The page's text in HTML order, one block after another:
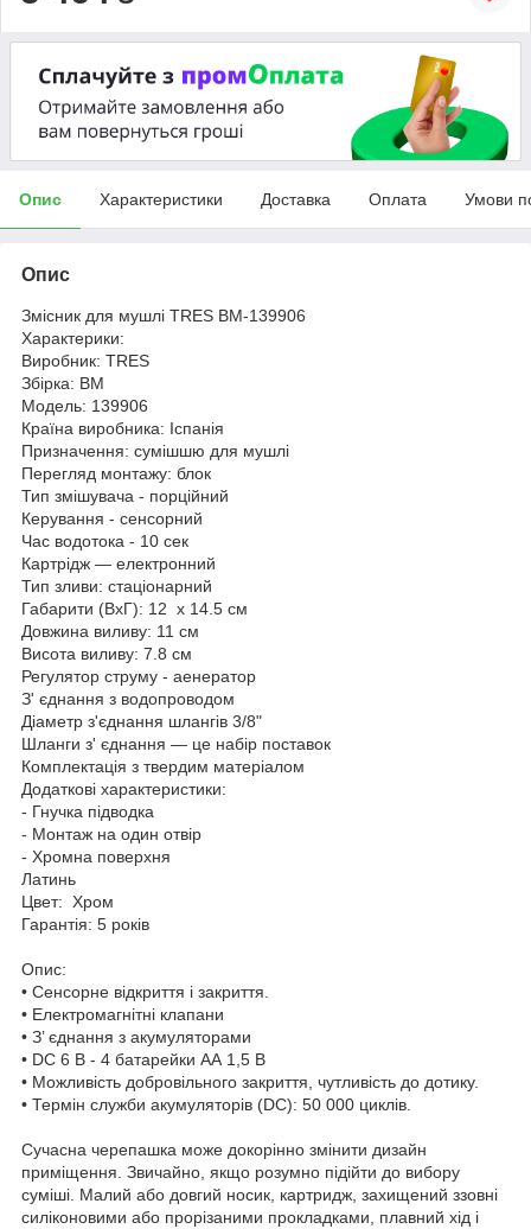
Опис Характеристики Доставка Оплата Умови
Опис
Змісник для мушлі TRES BM-139906
Характерики:
Виробник: TRES
Збірка: BM
Модель: 139906
Країна виробника: Іспанія
Призначення: сумішшю для мушлі
Перегляд монтажу: блок
Тип змішувача - порційний
Керування - сенсорний
Час водотока - 10 сек
Картрідж — електронний
Тип зливи: стаціонарний
Габарити (ВхГ): 12 х 14.5 см
Довжина виливу: 11 см
Висота виливу: 7.8 см
Регулятор струму - аенератор
З' єднання з водопроводом
Діаметр з'єднання шлангів 3/8"
Шланги з' єднання — це набір поставок
Комплектація з твердим матеріалом
Додаткові характеристики:
- Гнучка підводка
- Монтаж на один отвір
- Хромна поверхня
Латинь
Цвет: Хром
Гарантія: 5 років
Опис:
• Сенсорне відкриття і закриття.
• Електромагнітні клапани
• З’ єднання з акумуляторами
• DC 6 В - 4 батарейки АА 1,5 В
• Можливість добровільного закриття, чутливість до дотику.
• Термін служби акумуляторів (DC): 50 000 циклів.
Сучасна черепашка може докорінно змінити дизайн
приміщення. Звичайно, якщо розумно підійти до вибору
суміші. Малий або довгий носик, картридж, захищений ззовні
силіконовими або прорізаними прокладками, плавний хід і